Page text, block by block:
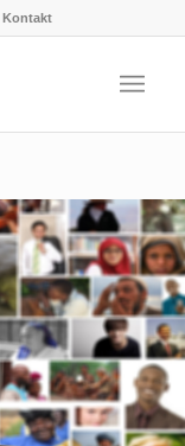
Kontakt